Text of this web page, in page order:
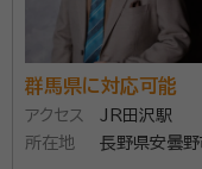
いいかわからない
いただけます。 当事務所では、相続人調査・戸籍収集か
ら不動産の名義変
書の作成まで、相
ポートしています。
行政書士、ペッ
所属団体：群馬県行政書
群馬県に対応可能
アクセス
JR田沢駅
所在地
長野県安曇